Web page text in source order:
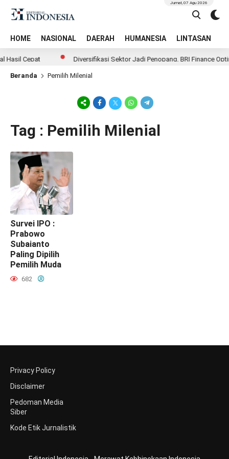
HOME NASIONAL DAERAH HUMANESIA LINTASAN
Jumat, 07 Agu 2026
Hasil Cepat Diversifikasi Sektor Jadi Penopang, BRI Finance
Beranda Pemilih Milenial
Tag : Pemilih Milenial
Survei IPO :
Prabowo
Subaianto
Paling Dipilih
Pemilih Muda
682
Privacy Policy
Disclaimer
Pedoman Media
Siber
Kode Etik Jurnalistik